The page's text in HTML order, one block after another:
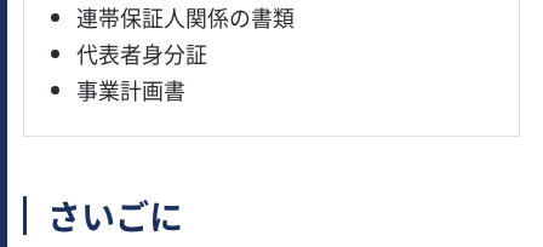
連帯保証人関係の書類
代表者身分証
事業計画書
さいごに